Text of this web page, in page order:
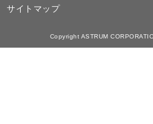
サイトマップ
Copyright ASTRUM